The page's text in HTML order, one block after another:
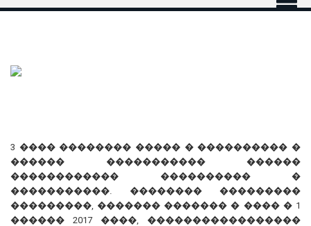
3 ���� �������� ����� � ���������� �
������ ����������� ������
������������ ���������� �
�����������. �������� ���������
���������, ������� ������� � ���� � 1
������ 2017 ����, �����������������